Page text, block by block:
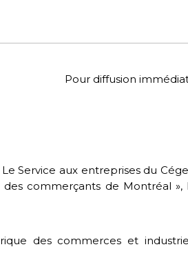
Pour diffusion
Service aux entreprises du
commerçants de Montréal »,
des commerces et